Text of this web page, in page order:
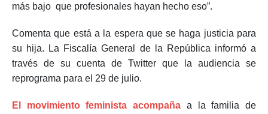
más bajo que profesionales hayan hecho eso”.
Comenta que está a la espera que se haga justicia para
su hija. La Fiscalía General de la República informó a
través de su cuenta de Twitter que la audiencia se
reprograma para el 29 de julio.
El movimiento feminista acompaña a la familia de